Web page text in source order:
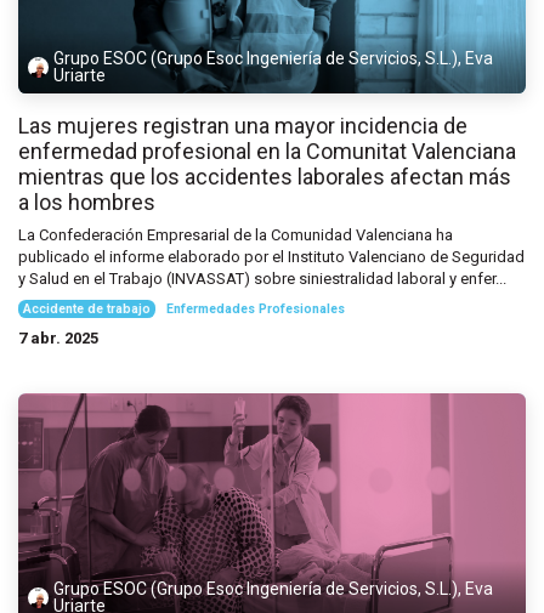
Grupo ESOC (Grupo Esoc Ingeniería de Servicios, S.L.), Eva
Uriarte
Las mujeres registran una mayor incidencia de
enfermedad profesional en la Comunitat Valenciana
mientras que los accidentes laborales afectan más
a los hombres
La Confederación Empresarial de la Comunidad Valenciana ha
publicado el informe elaborado por el Instituto Valenciano de Seguridad
y Salud en el Trabajo (INVASSAT) sobre siniestralidad laboral y enfer...
Accidente de trabajo Enfermedades Profesionales
7 abr. 2025
Grupo ESOC (Grupo Esoc Ingeniería de Servicios, S.L.), Eva
Uriarte